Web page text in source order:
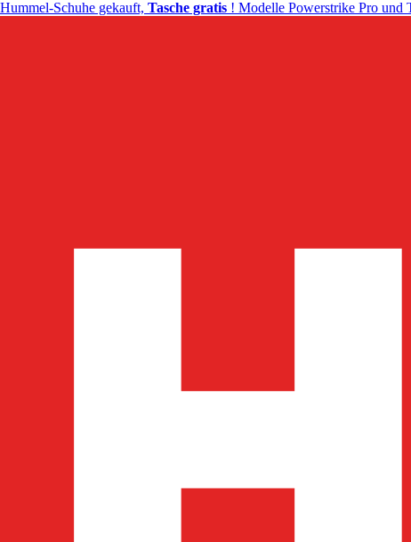
Hummel-Schuhe gekauft, Tasche gratis ! Modelle Powerstrike Pro und